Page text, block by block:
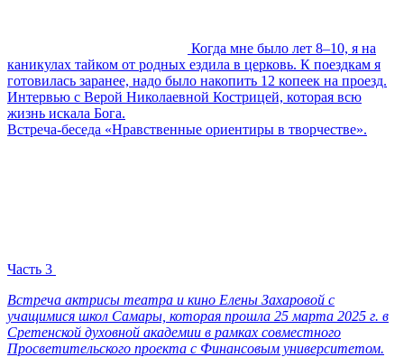
Когда мне было лет 8–10, я на
каникулах тайком от родных ездила в церковь. К поездкам я
готовилась заранее, надо было накопить 12 копеек на проезд.
Интервью с Верой Николаевной Кострицей, которая всю
жизнь искала Бога.
Встреча-беседа «Нравственные ориентиры в творчестве».
Часть 3
Встреча актрисы театра и кино Елены Захаровой с
учащимися школ Самары, которая прошла 25 марта 2025 г. в
Сретенской духовной академии в рамках совместного
Просветительского проекта с Финансовым университетом.